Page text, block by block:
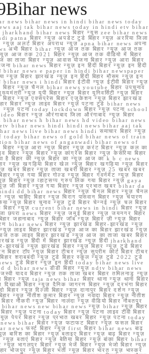
news
news bihar news in hindi bihar news today
aaj tak bihar news today in hindi etv bihar
bihar news बिहार न्यूस zee bihar news
बिहार न्यूज़ अपडेट टुडे बिहार न्यूज़ अररिया जिला
न्यूज़ अलर्ट बिहार अपराध न्यूज़ apna bihar news अपना
अभी बिहार bihar न्यूज़ आज तक बिहार न्यूज़ आज तक
आज तक 2021 बिहार न्यूज़ आज तक वीडियो में बिहार
ताजा बिहार न्यूज़ आवास योजना बिहार न्यूज़ आरा बिहार
bihar news बिहार न्यूज़ इन हिंदी बिहार न्यूज़ इन हिंदी
bihar news e paper in hindi bihar newspaper
न्यूज़ बिहार झारखंड न्यूज़ इन हिंदी बिहार मौसम न्यूज़ इन
bihar news i hindi बिहार ईटीवी न्यूज़ ईटीवी बिहार न्यूज़
बिहार न्यूज़ चैनल bihar news youtube बिहार उपचुनाव
न्यूज़ यूपी बिहार न्यूज़ बिहार यूनिवर्सिटी न्यूज़ बिहार
न्यूज़ एक्सप्रेस बिहार एजुकेशन न्यूज़ बिहार झारखंड
बिहार न्यूज़ लाइव बिहार न्यूज़ पटना टुडे bihar news
न्यूज़ पटना today lockdown बिहार न्यूज़ पटना school
बिहार न्यूज़ औरंगाबाद जिला औरंगाबाद न्यूज़ बिहार
bihar news h bihar news hd video bihar news
bihar news hindi hindi news bihar aaj tak
news live bihar news hindi समाचार बिहार न्यूज़
today bihar news of gold bihar news of train
bihar news of anganwadi bihar news of
न्यूज़ आरा न्यूज़ बिहार न्यूज़ करंट बिहार न्यूज़ कल का
बिहार न्यूज़ बिहार न्यूज़ कांग्रेस बिहार न्यूज़ केसरिया बिहार
है बिहार की न्यूज़ बिहार का न्यूज़ आज का k b c news
न्यूज़ खगड़िया बिहार खेल न्यूज़ बिहार खगड़िया न्यूज़ बिहार
खबर बिहार न्यूज़ ताजा खबरी बिहार न्यूज़ 25 खबर खबर
न्यूज़ गया बिहार गोल्ड न्यूज़ बिहार गवर्नमेंट न्यूज़ बिहार
बिहार न्यूज़ व्हाट्सप्प ग्रुप लिंक गया बिहार न्यूज़ gaya
जी बिहार न्यूज़ गया बिहार न्यूज़ प्रभात खबर bihar da
dd bihar news बिहार न्यूज़ चैनल बिहार न्यूज़ चैनल
न्यूज़ चाहिए बिहार न्यूज़ चिराग पासवान बिहार न्यूज़ चंपारण
न्यूज़ बिहार चुनाव न्यूज़ टुडे बिहार चेन्नई न्यूज़ चल बिहार
न्यूज़ current bihar news in hindi बिहार न्यूज़
छपरा news बिहार न्यूज़ जमुई बिहार न्यूज़ जयनगर बिहार
जहानाबाद न्यूज़ बिहार जॉब न्यूज़ बिहार ज़ी न्यूज़ बिहार
bihar news बिहार न्यूज़ झारखंड बिहार-झारखंड न्यूज़
लाइव बिहार झारखंड न्यूज़ आज का बिहार झारखंड न्यूज़
तक लाइव बिहार झारखंड न्यूज़ आज का ताजा खबर बिहार
न्यूज़ हिंदी में बिहार झारखंड न्यूज़ हिंदी jharkhand
झारखंड न्यूज़ झारखंड बिहार न्यूज़ बिहार न्यूज़ टुडे बिहार
टॉप न्यूज़ बिहार टीचर न्यूज़ सुप्रीम कोर्ट बिहार टीचर
शराबबंदी न्यूज़ टुडे बिहार स्कूल न्यूज़ टुडे 2022 टुडे
टुडे बिहार न्यूज़ इन हिंदी today bihar news live
d bihar news डीडी बिहार न्यूज़ ndtv bihar news
यादव बिहार न्यूज़ तक ताजा खबर बिहार तमिलनाडु न्यूज़
बिहार न्यूज़ taja news bihar बिहार थाना न्यूज़ थाना बिहार
दिखाओ बिहार न्यूज़ दैनिक जागरण बिहार न्यूज़ दरभंगा बिहार
न्यूज़ दिल्ली बिहार न्यूज़ दानापुर बिहार दर्शन न्यूज़
न्यूज़ नीतीश कुमार बिहार न्यूज़ नवादा बिहार न्यूज़ नीतीश
नौकरी न्यूज़ बिहार नालंदा न्यूज़ वीडियो बिहार नौबतपुर
bihar news new bihar news न्यूज़ bihar न्यूज़ बिहार
न्यूज़ पटना today बिहार न्यूज़ पटना लाइव टीवी बिहार
पेपर बिहार न्यूज़ प्रभात खबर बिहार न्यूज़ पटना today
bihar बिहार न्यूज़ फटाफट बिहार न्यूज़ फसल बिहार
फर्स्ट बिहार न्यूज़ first बिहार bihar news बाढ़
बारिश का बिहार न्यूज़ बताइए बिहार न्यूज़ बाढ़ बिहार न्यूज़
न्यूज़ बताएं बिहार न्यूज़ बेतिया बिहार न्यूज़ बांका बिहार bihar
न्यूज़ भागलपुर बिहार न्यूज़ भेजें बिहार न्यूज़ भेजो बिहार न्यूज़
भोजपुर न्यूज़ बिहार भर्ती न्यूज़ बिहार भारत न्यूज़ भास्कर